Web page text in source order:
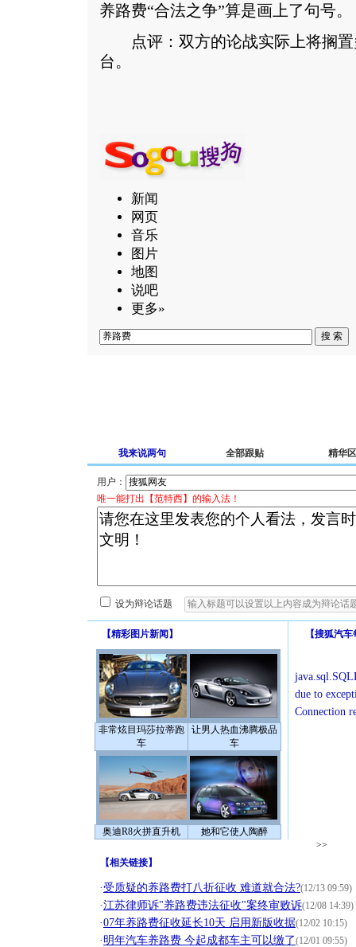
养路费“合法之争”算是画上了句号。
点评：双方的论战实际上将搁置
台。
新闻
网页
音乐
图片
地图
说吧
更多»
我来说两句 全部跟贴 精华区
用户：
唯一能打出【范特西】的输入法！
设为辩论话题
【精彩图片新闻 】
非常炫目玛莎拉蒂跑
车
让男人热血沸腾极品
车
奥迪R8火拼直升机 她和它使人陶醉
【搜狐汽车
due to
Connection
>>
【相关链接】
·受质疑的养路费打八折征收 难道就合法?(12/13 09:59)
·江苏律师诉"养路费违法征收"案终审败诉(12/08 14:39)
·07年养路费征收延长10天 启用新版收据(12/02 10:15)
· 明年汽车养路费 今起成都车主可以缴了(12/01 09:55)